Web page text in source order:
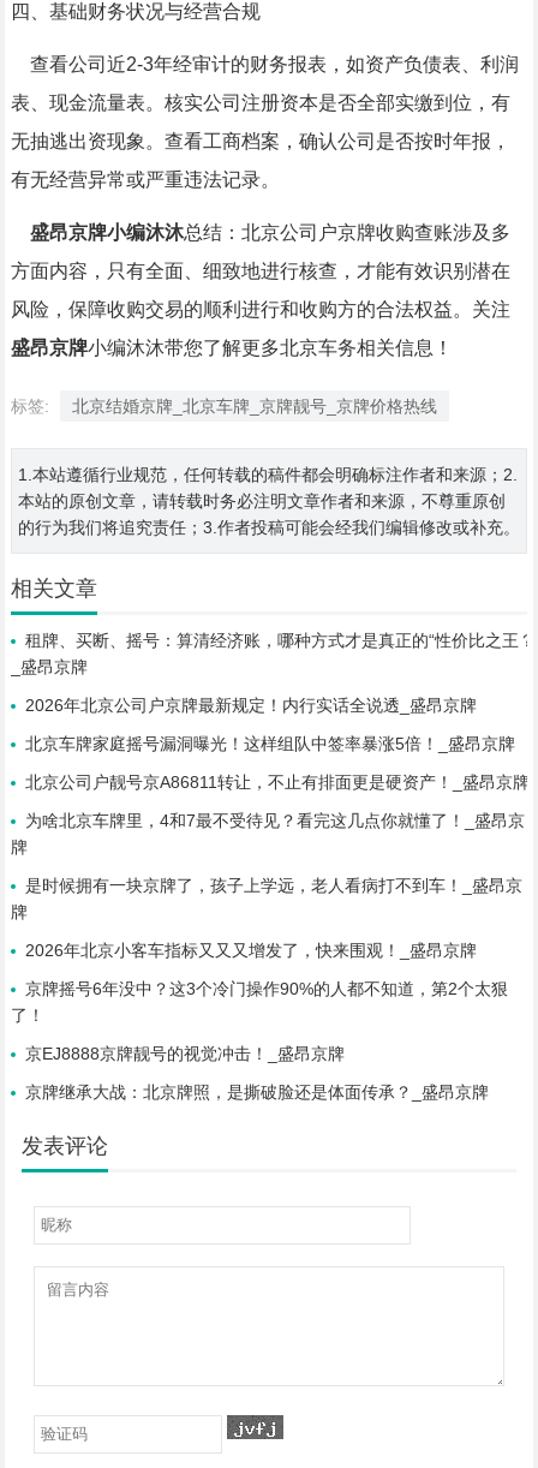
四、基础财务状况与经营合规​
查看公司近2-3年经审计的财务报表，如资产负债表、利润
表、现金流量表。核实公司注册资本是否全部实缴到位，有
无抽逃出资现象。查看工商档案，确认公司是否按时年报，
有无经营异常或严重违法记录。​
盛昂京牌小编沐沐总结：北京公司户京牌收购查账涉及多
方面内容，只有全面、细致地进行核查，才能有效识别潜在
风险，保障收购交易的顺利进行和收购方的合法权益。关注
盛昂京牌小编沐沐带您了解更多北京车务相关信息！
标签: 北京结婚京牌_北京车牌_京牌靓号_京牌价格热线
1.本站遵循行业规范，任何转载的稿件都会明确标注作者和来源；2.
本站的原创文章，请转载时务必注明文章作者和来源，不尊重原创
的行为我们将追究责任；3.作者投稿可能会经我们编辑修改或补充。
相关文章
租牌、买断、摇号：算清经济账，哪种方式才是真正的“性价比之王？
_盛昂京牌
2026年北京公司户京牌最新规定！内行实话全说透_盛昂京牌
北京车牌家庭摇号漏洞曝光！这样组队中签率暴涨5倍！_盛昂京牌
北京公司户靓号京A86811转让，不止有排面更是硬资产！_盛昂京牌
为啥北京车牌里，4和7最不受待见？看完这几点你就懂了！_盛昂京
牌
是时候拥有一块京牌了，孩子上学远，老人看病打不到车！_盛昂京
牌
2026年北京小客车指标又又又增发了，快来围观！_盛昂京牌
京牌摇号6年没中？这3个冷门操作90%的人都不知道，第2个太狠
了！
京EJ8888京牌靓号的视觉冲击！_盛昂京牌
京牌继承大战：北京牌照，是撕破脸还是体面传承？_盛昂京牌
发表评论